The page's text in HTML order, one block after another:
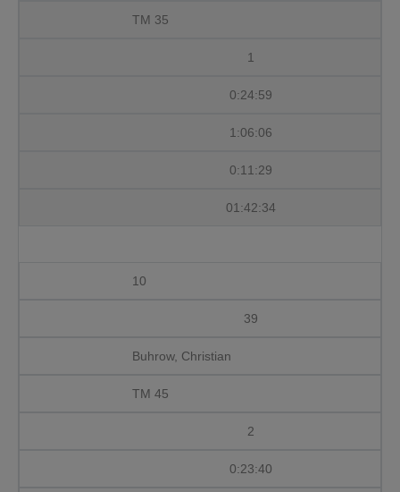
TM 35
1
0:24:59
1:06:06
0:11:29
01:42:34
10
39
Buhrow, Christian
TM 45
2
0:23:40